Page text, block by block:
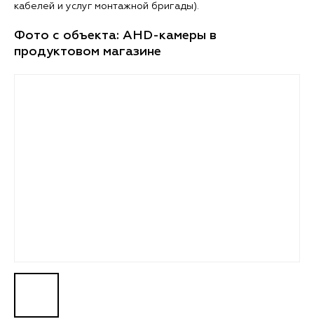
кабелей и услуг монтажной бригады).
Фото с объекта: AHD-камеры в
продуктовом магазине